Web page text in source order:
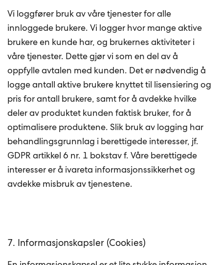
Vi loggfører bruk av våre tjenester for alle
innloggede brukere. Vi logger hvor mange aktive
brukere en kunde har, og brukernes aktiviteter i
våre tjenester. Dette gjør vi som en del av å
oppfylle avtalen med kunden. Det er nødvendig å
logge antall aktive brukere knyttet til lisensiering og
pris for antall brukere, samt for å avdekke hvilke
deler av produktet kunden faktisk bruker, for å
optimalisere produktene. Slik bruk av logging har
behandlingsgrunnlag i berettigede interesser, jf.
GDPR artikkel 6 nr. 1 bokstav f. Våre berettigede
interesser er å ivareta informasjonssikkerhet og
avdekke misbruk av tjenestene.
7. Informasjonskapsler (Cookies)